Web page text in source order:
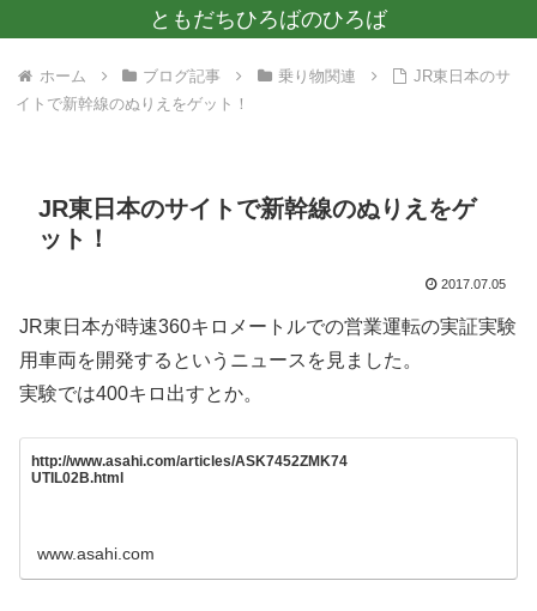
ともだちひろばのひろば
ホーム ブログ記事 乗り物関連
JR東日本のサ
イトで新幹線のぬりえをゲット！
JR東日本のサイトで新幹線のぬりえをゲ
ット！
2017.07.05
JR東日本が時速360キロメートルでの営業運転の実証実験
用車両を開発するというニュースを見ました。
実験では400キロ出すとか。
http://www.asahi.com/articles/ASK7452ZMK74
UTIL02B.html
www.asahi.com